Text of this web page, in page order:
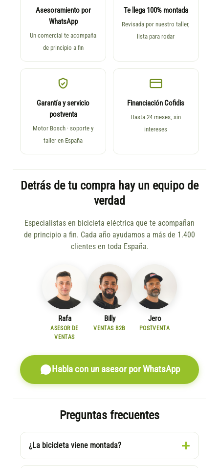
Asesoramiento por
WhatsApp
Un comercial te acompaña
de principio a fin
Te llega 100% montada
Revisada por nuestro taller,
lista para rodar
Garantía y servicio
postventa
Motor Bosch · soporte y
taller en España
Financiación Cofidis
Hasta 24 meses, sin
intereses
Detrás de tu compra hay un equipo de
verdad
Especialistas en bicicleta eléctrica que te acompañan
de principio a fin. Cada año ayudamos a más de 1.400
clientes en toda España.
Rafa
ASESOR DE
VENTAS
Billy
VENTAS B2B
Jero
POSTVENTA
Habla con un asesor por WhatsApp
Preguntas frecuentes
¿La bicicleta viene montada?